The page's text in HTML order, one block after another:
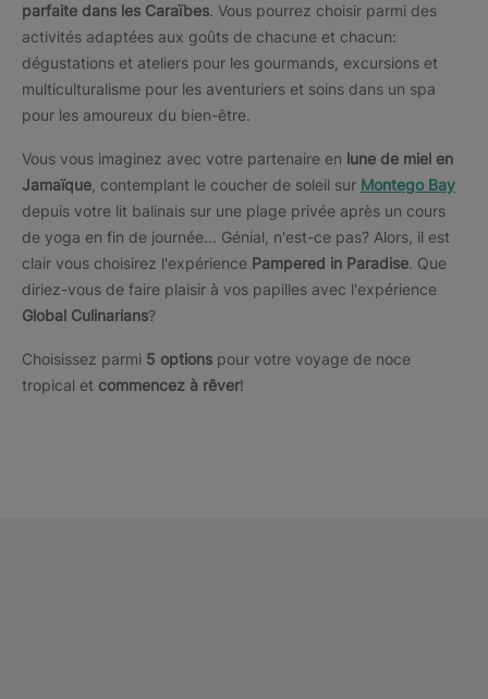
parfaite dans les Caraïbes. Vous pourrez choisir parmi des
activités adaptées aux goûts de chacune et chacun:
dégustations et ateliers pour les gourmands, excursions et
multiculturalisme pour les aventuriers et soins dans un spa
pour les amoureux du bien-être.
Vous vous imaginez avec votre partenaire en lune de miel en
Jamaïque , contemplant le coucher de soleil sur Montego Bay
depuis votre lit balinais sur une plage privée après un cours
de yoga en fin de journée... Génial, n'est-ce pas? Alors, il est
clair vous choisirez l'expérience Pampered in Paradise. Que
diriez-vous de faire plaisir à vos papilles avec l'expérience
Global Culinarians?
Choisissez parmi 5 options pour votre voyage de noce
tropical et commencez à rêver!